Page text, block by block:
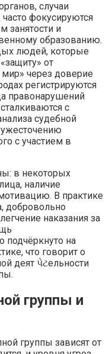
случаи
фокусируются
занятости и
образованию.
людей, которые
от
через доверие
регистрируются
правонарушений
с
судебной
ужесточению
с участием в
в некоторых
наличие
В практике
добровольно
наказания за
подчёркнуто на
что говорит о
деят પેટельности
группы и
группы зависят от